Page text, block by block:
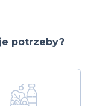
potrzeby?